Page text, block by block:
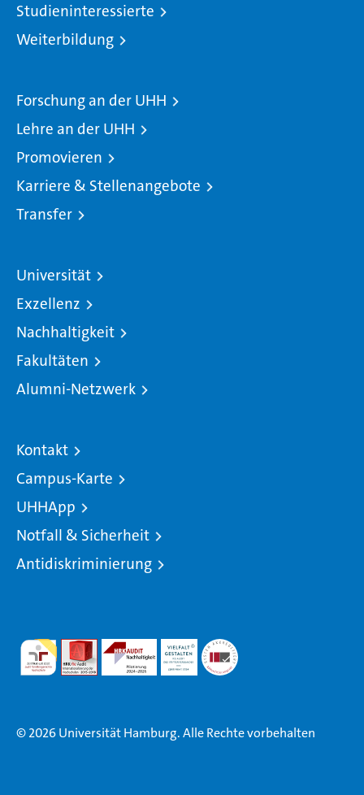
Studieninteressierte
Weiterbildung
Forschung an der UHH
Lehre an der UHH
Promovieren
Karriere & Stellenangebote
Transfer
Universität
Exzellenz
Nachhaltigkeit
Fakultäten
Alumni-Netzwerk
Kontakt
Campus-Karte
UHHApp
Notfall & Sicherheit
Antidiskriminierung
© 2026 Universität Hamburg. Alle Rechte vorbehalten